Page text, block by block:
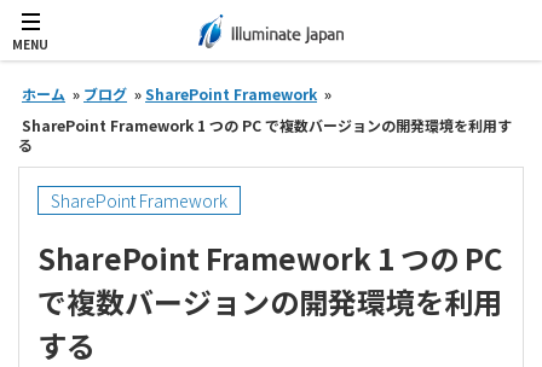
MENU
ホーム » ブログ »SharePoint Framework »
SharePoint Framework 1 つの PC で複数バージョンの開発環境を利用す
る
SharePoint Framework
SharePoint Framework 1 つの PC
で複数バージョンの開発環境を利用
する